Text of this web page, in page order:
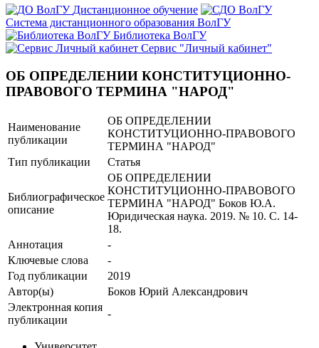
Дистанционное обучение
Система дистанционного образования ВолГУ
Библиотека ВолГУ
Сервис "Личный кабинет"
ОБ ОПРЕДЕЛЕНИИ КОНСТИТУЦИОННО-
ПРАВОВОГО ТЕРМИНА "НАРОД"
Наименование
публикации
ОБ ОПРЕДЕЛЕНИИ
КОНСТИТУЦИОННО-ПРАВОВОГО
ТЕРМИНА "НАРОД"
Тип публикации
Статья
Библиографическое
описание
ОБ ОПРЕДЕЛЕНИИ
КОНСТИТУЦИОННО-ПРАВОВОГО
ТЕРМИНА "НАРОД" Боков Ю.А.
Юридическая наука. 2019. № 10. С. 14-
18.
Аннотация
-
Ключевые cлова
-
Год публикации
2019
Автор(ы)
Боков Юрий Александрович
Электронная копия
публикации
-